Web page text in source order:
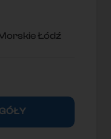
Łódź